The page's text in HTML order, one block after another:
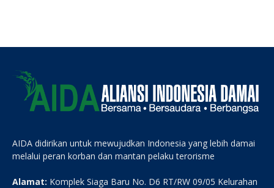
AIDA didirikan untuk mewujudkan Indonesia yang lebih damai
melalui peran korban dan mantan pelaku terorisme
Alamat: Komplek Siaga Baru No. D6 RT/RW 09/05 Kelurahan